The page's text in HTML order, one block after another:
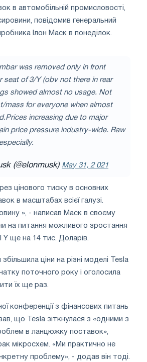
в автомобільній промисловості,
повідомив генеральний
Ілон Маск в понеділок.
was removed only in front
seat of 3/Y (obv not there in rear
showed almost no usage. Not
mass for everyone when almost
increasing due to major
price pressure industry-wide. Raw
(@elonmusk) May 31, 2 021
цінового тиску в основних
в масштабах всієї галузі.
», - написав Маск в своєму
на питання можливого зростання
Y ще на 14 тис. Доларів.
ціни на різні моделі Tesla
поточного року і оголосила
їх ще раз.
конференції з фінансових питань
що Tesla зіткнулася з «одними з
в ланцюжку поставок»,
мікросхем. «Ми практично не
проблему», - додав він тоді.